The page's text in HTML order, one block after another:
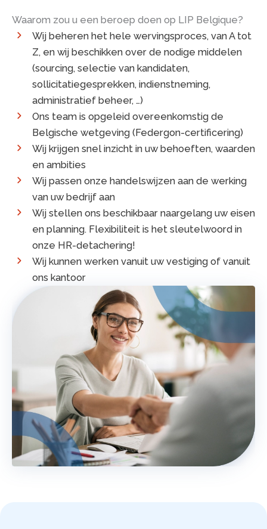
Waarom zou u een beroep doen op LIP Belgique?
Wij beheren het hele wervingsproces, van A tot
Z, en wij beschikken over de nodige middelen
(sourcing, selectie van kandidaten,
sollicitatiegesprekken, indienstneming,
administratief beheer, …)
Ons team is opgeleid overeenkomstig de
Belgische wetgeving (Federgon-certificering)
Wij krijgen snel inzicht in uw behoeften, waarden
en ambities
Wij passen onze handelswijzen aan de werking
van uw bedrijf aan
Wij stellen ons beschikbaar naargelang uw eisen
en planning. Flexibiliteit is het sleutelwoord in
onze HR-detachering!
Wij kunnen werken vanuit uw vestiging of vanuit
ons kantoor